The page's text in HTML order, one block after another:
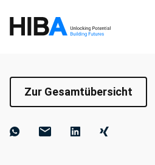
Zur Gesamtübersicht